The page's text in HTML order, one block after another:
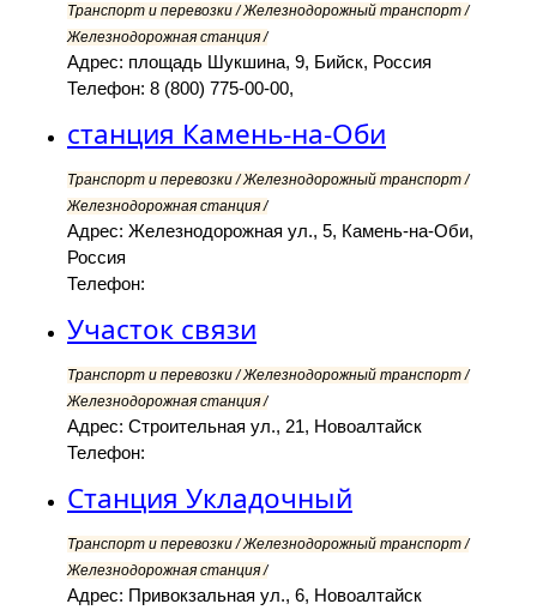
Транспорт и перевозки / Железнодорожный транспорт /
Железнодорожная станция /
Адрес: площадь Шукшина, 9, Бийск, Россия
Телефон: 8 (800) 775-00-00,
станция Камень-на-Оби
Транспорт и перевозки / Железнодорожный транспорт /
Железнодорожная станция /
Адрес: Железнодорожная ул., 5, Камень-на-Оби,
Россия
Телефон:
Участок связи
Транспорт и перевозки / Железнодорожный транспорт /
Железнодорожная станция /
Адрес: Строительная ул., 21, Новоалтайск
Телефон:
Станция Укладочный
Транспорт и перевозки / Железнодорожный транспорт /
Железнодорожная станция /
Адрес: Привокзальная ул., 6, Новоалтайск